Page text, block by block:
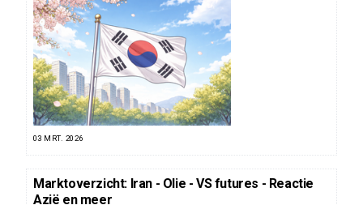
03 MRT. 2026
Marktoverzicht: Iran - Olie - VS futures - Reactie
Azië en meer